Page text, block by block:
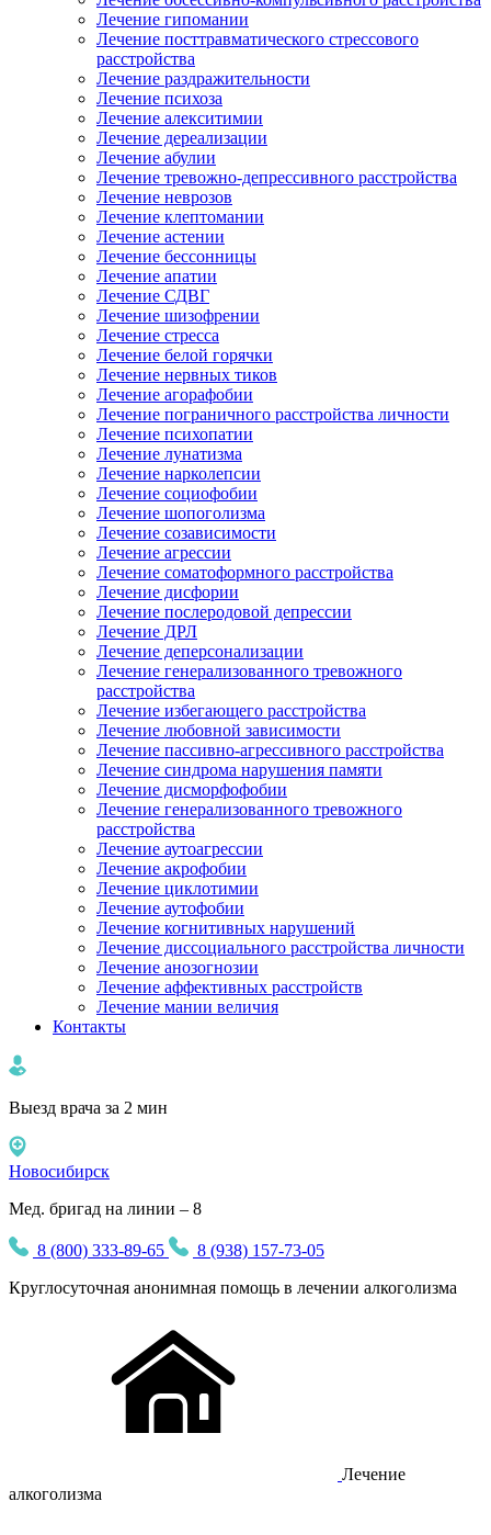
Лечение гипомании
Лечение посттравматического стрессового
расстройства
Лечение раздражительности
Лечение психоза
Лечение алекситимии
Лечение дереализации
Лечение абулии
Лечение тревожно-депрессивного расстройства
Лечение неврозов
Лечение клептомании
Лечение астении
Лечение бессонницы
Лечение апатии
Лечение СДВГ
Лечение шизофрении
Лечение стресса
Лечение белой горячки
Лечение нервных тиков
Лечение агорафобии
Лечение пограничного расстройства личности
Лечение психопатии
Лечение лунатизма
Лечение нарколепсии
Лечение социофобии
Лечение шопоголизма
Лечение созависимости
Лечение агрессии
Лечение соматоформного расстройства
Лечение дисфории
Лечение послеродовой депрессии
Лечение ДРЛ
Лечение деперсонализации
Лечение генерализованного тревожного
расстройства
Лечение избегающего расстройства
Лечение любовной зависимости
Лечение пассивно-агрессивного расстройства
Лечение синдрома нарушения памяти
Лечение дисморфофобии
Лечение генерализованного тревожного
расстройства
Лечение аутоагрессии
Лечение акрофобии
Лечение циклотимии
Лечение аутофобии
Лечение когнитивных нарушений
Лечение диссоциального расстройства личности
Лечение анозогнозии
Лечение аффективных расстройств
Лечение мании величия
Контакты
Выезд врача за 2 мин
Новосибирск
Мед. бригад на линии – 8
8 (800) 333-89-65
8 (938) 157-73-05
Круглосуточная анонимная помощь в лечении алкоголизма
Лечение
алкоголизма